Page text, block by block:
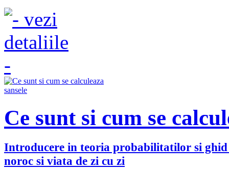
Ce sunt si cum se
Introducere in teoria probabilitatilor si
noroc si viata de zi cu zi